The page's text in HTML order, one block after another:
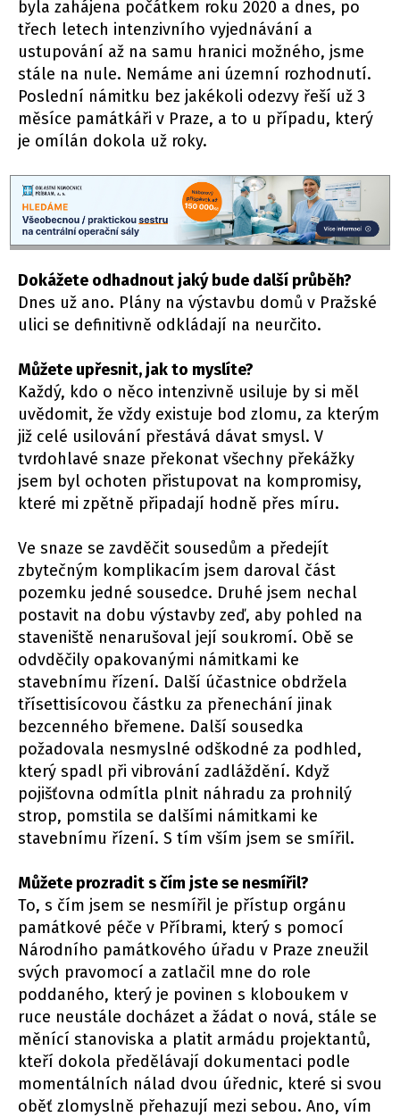
byla zahájena počátkem roku 2020 a dnes, po
třech letech intenzivního vyjednávání a
ustupování až na samu hranici možného, jsme
stále na nule. Nemáme ani územní rozhodnutí.
Poslední námitku bez jakékoli odezvy řeší už 3
měsíce památkáři v Praze, a to u případu, který
je omílán dokola už roky.
Dokážete odhadnout jaký bude další průběh?
Dnes už ano. Plány na výstavbu domů v Pražské
ulici se definitivně odkládají na neurčito.
Můžete upřesnit, jak to myslíte?
Každý, kdo o něco intenzivně usiluje by si měl
uvědomit, že vždy existuje bod zlomu, za kterým
již celé usilování přestává dávat smysl. V
tvrdohlavé snaze překonat všechny překážky
jsem byl ochoten přistupovat na kompromisy,
které mi zpětně připadají hodně přes míru.
Ve snaze se zavděčit sousedům a předejít
zbytečným komplikacím jsem daroval část
pozemku jedné sousedce. Druhé jsem nechal
postavit na dobu výstavby zeď, aby pohled na
staveniště nenarušoval její soukromí. Obě se
odvděčily opakovanými námitkami ke
stavebnímu řízení. Další účastnice obdržela
třísettisícovou částku za přenechání jinak
bezcenného břemene. Další sousedka
požadovala nesmyslné odškodné za podhled,
který spadl při vibrování zadláždění. Když
pojišťovna odmítla plnit náhradu za prohnilý
strop, pomstila se dalšími námitkami ke
stavebnímu řízení. S tím vším jsem se smířil.
Můžete prozradit s čím jste se nesmířil?
To, s čím jsem se nesmířil je přístup orgánu
památkové péče v Příbrami, který s pomocí
Národního památkového úřadu v Praze zneužil
svých pravomocí a zatlačil mne do role
poddaného, který je povinen s kloboukem v
ruce neustále docházet a žádat o nová, stále se
měnící stanoviska a platit armádu projektantů,
kteří dokola předělávají dokumentaci podle
momentálních nálad dvou úřednic, které si svou
oběť zlomyslně přehazují mezi sebou. Ano, vím